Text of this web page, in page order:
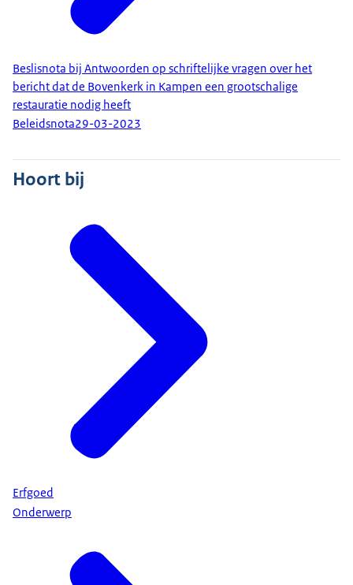
Beslisnota bij Antwoorden op schriftelijke vragen over het
bericht dat de Bovenkerk in Kampen een grootschalige
restauratie nodig heeft
Beleidsnota29-03-2023
Hoort bij
Erfgoed
Onderwerp